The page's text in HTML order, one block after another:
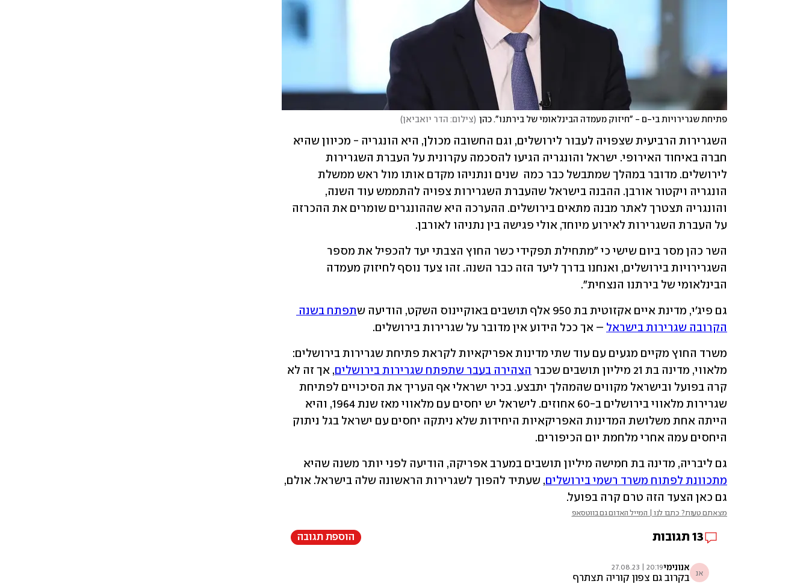
פתיחת שגרירויות בי-ם - "חיזוק מעמדה הבינלאומי של בירתנו". כהן (צילום: הדר יואביאן)
על העברת השגרירות לאירוע מיוחד, אולי פגישה בין נתניהו לאורבן.
הבינלאומי של בירתנו הנצחית".
גם פיג'י, מדינת איים אקזוטית בת 950 אלף תושבים באוקיינוס השקט, הודיעה ש
הקרובה שגרירות בישראל – אך ככל הידוע אין מדובר על שגרירות בירושלים.
מלאווי, מדינה בת 21 מיליון תושבים שכבר
הצהירה בעבר שתפתח שגרירות בירושלים
היחסים עמה אחרי מלחמת יום הכיפורים.
גם ליבריה, מדינה בת חמישה מיליון תושבים במערב אפריקה, הודיעה לפני יותר משנה שהיא
מתכוונת לפתוח משרד רשמי בירושלים
גם כאן הצעד הזה טרם קרה בפועל.
מצאתם טעות? כתבו לנו | המייל האדום גם בווטסאפ
13 תגובות הוספת תגובה
אנ אנונימי20:19 | 27.08.23
בקרוב גם צפון קוריה תצתרף